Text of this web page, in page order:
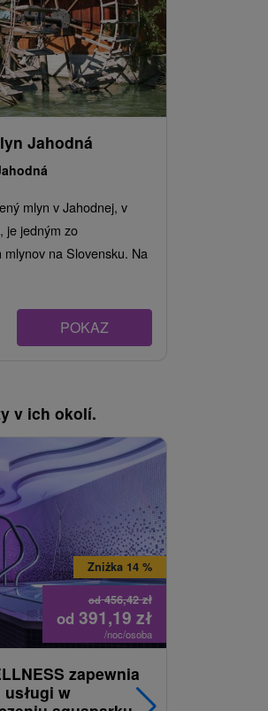
Jahodná
mlyn v Jahodnej, v
je jedným zo
na Slovensku. Na
POKAZ
v ich okolí.
od456,42zł
Zniżka 14 %
od 391,19 zł
/noc/osoba
zapewnia
w